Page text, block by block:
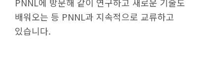
배워오는 등 PNNL과 지속적으로 교류하고
있습니다.